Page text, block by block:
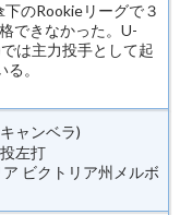
のRookieリーグで３
できなかった。U-
は主力投手として起
。
ャンベラ)
左打
ビクトリア州メルボ